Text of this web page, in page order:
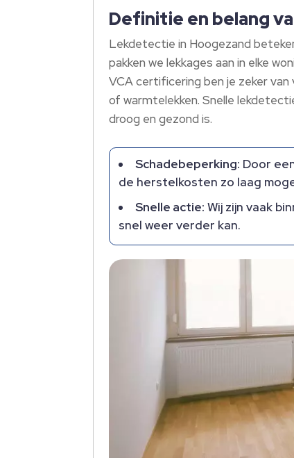
Definitie en belang
Lekdetectie in Hoogezand
pakken we lekkages aan in elke
VCA certificering ben je zeker
of warmtelekken. Snelle
droog en gezond is.
Schadebeperking: Door
de herstelkosten zo laag
Snelle actie: Wij zijn vaak
snel weer verder kan.